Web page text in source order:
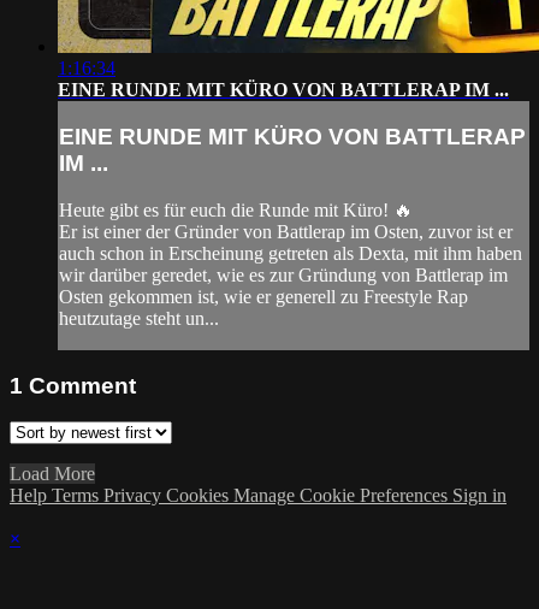
1:16:34
EINE RUNDE MIT KÜRO VON BATTLERAP IM ...
EINE RUNDE MIT KÜRO VON BATTLERAP
IM ...
Heute gibt es für euch die Runde mit Küro! 🔥
Er ist einer der Gründer von Battlerap im Osten, zuvor ist er
auch schon in Erscheinung getreten als Dexta, mit ihm haben
wir darüber geredet, wie es zur Gründung von Battlerap im
Osten gekommen ist, wie er generell zu Freestyle Rap
heutzutage steht un...
1 Comment
Load More
Help Terms Privacy Cookies Manage Cookie Preferences Sign in
×